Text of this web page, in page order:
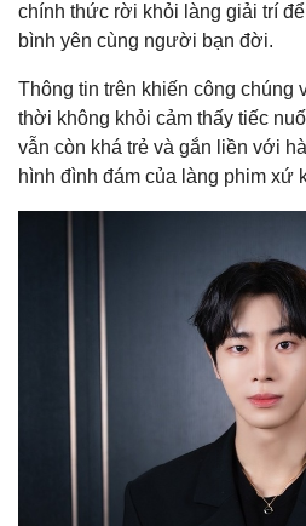
chính thức rời khỏi làng giải trí
bình yên cùng người bạn đời.
Thông tin trên khiến công chúng
thời không khỏi cảm thấy tiếc
vẫn còn khá trẻ và gắn liền với
hình đình đám của làng phim xứ